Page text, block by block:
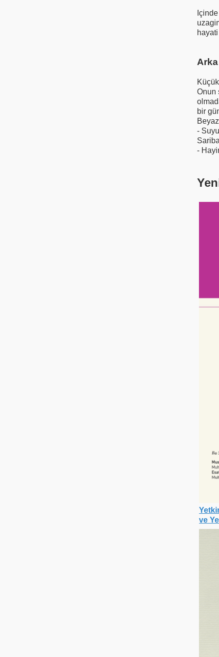
Onun
bir
-
-
ve